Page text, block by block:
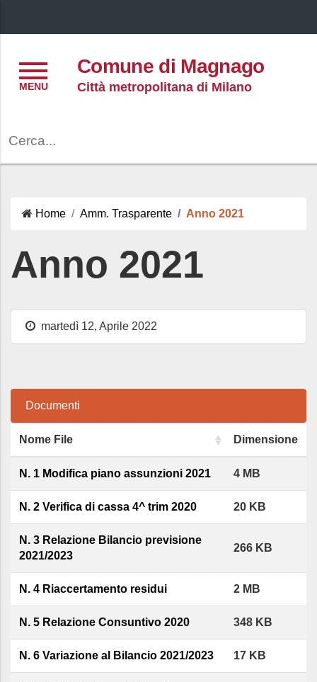
Comune di Magnago
Città metropolitana di Milano
Home Amm. Trasparente Anno 2021
Anno 2021
martedì 12, Aprile 2022
Documenti
Nome File Dimensione
N. 1 Modifica piano assunzioni 2021 4 MB
N. 2 Verifica di cassa 4^ trim 2020 20 KB
N. 3 Relazione Bilancio previsione
2021/2023
266 KB
N. 4 Riaccertamento residui 2 MB
N. 5 Relazione Consuntivo 2020 348 KB
N. 6 Variazione al Bilancio 2021/2023 17 KB